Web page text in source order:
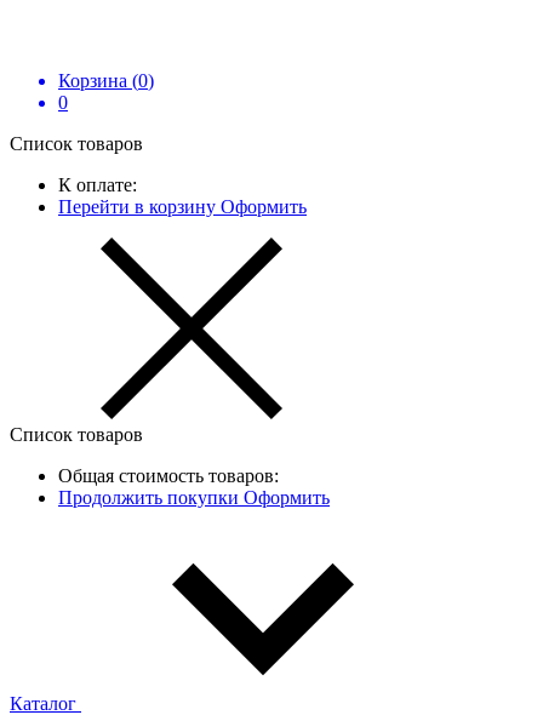
Корзина (0)
0
Список товаров
К оплате:
Перейти в корзину Оформить
Список товаров
Общая стоимость товаров:
Продолжить покупки Оформить
Каталог